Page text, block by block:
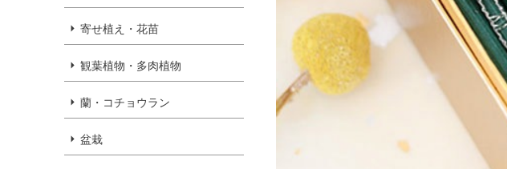
寄せ植え・花苗
観葉植物・多肉植物
蘭・コチョウラン
盆栽